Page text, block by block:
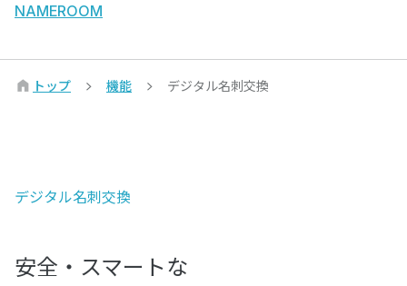
NAMEROOM
トップ 機能 デジタル名刺交換
デジタル名刺交換
安全・スマートな